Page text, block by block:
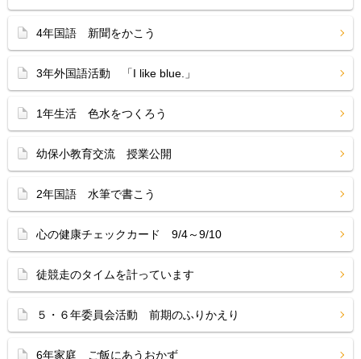
4年国語 新聞をかこう
3年外国語活動 「I like blue.」
1年生活 色水をつくろう
幼保小教育交流 授業公開
2年国語 水筆で書こう
心の健康チェックカード 9/4～9/10
徒競走のタイムを計っています
５・６年委員会活動 前期のふりかえり
6年家庭 ご飯にあうおかず